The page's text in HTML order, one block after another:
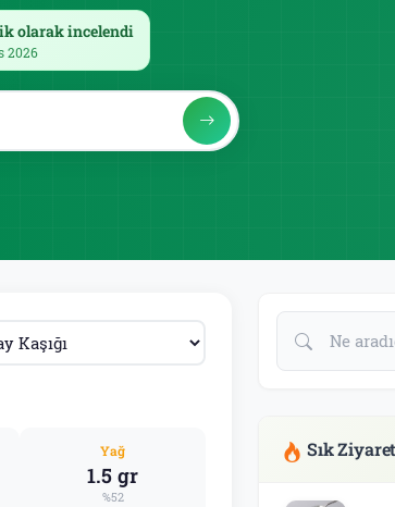
olarak incelendi
2026
Yağ
1.5 gr
%52
Sık